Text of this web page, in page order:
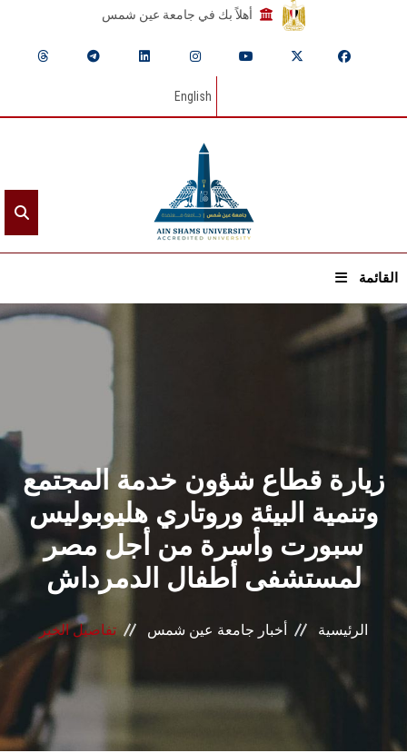
أهلاً بك في جامعة عين شمس
English
القائمة
القطاعـات
الشئون الأكاديمية
البحث العلمي
الرعاية الصحية
المراكز والوحدات
الأنظمة الذكية
الإعلام
زيارة قطاع شؤون خدمة المجتمع
وتنمية البيئة وروتاري هليوبوليس
سبورت وأسرة من أجل مصر
لمستشفى أطفال الدمرداش
الرئيسية أخبار جامعة عين شمس تفاصيل الخبر